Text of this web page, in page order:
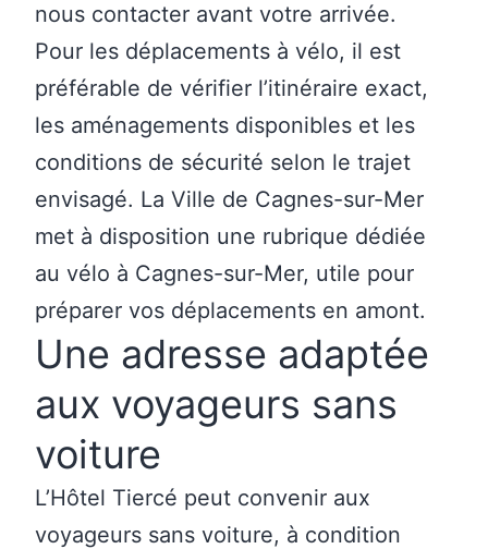
nous contacter avant votre arrivée.
Pour les déplacements à vélo, il est
préférable de vérifier l’itinéraire exact,
les aménagements disponibles et les
conditions de sécurité selon le trajet
envisagé. La Ville de Cagnes-sur-Mer
met à disposition une rubrique dédiée
au vélo à Cagnes-sur-Mer, utile pour
préparer vos déplacements en amont.
Une adresse adaptée
aux voyageurs sans
voiture
L’Hôtel Tiercé peut convenir aux
voyageurs sans voiture, à condition